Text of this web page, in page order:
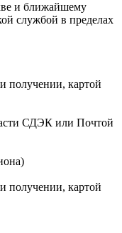
и ближайшему
службой в пределах
получении, картой
СДЭК или Почтой
получении, картой